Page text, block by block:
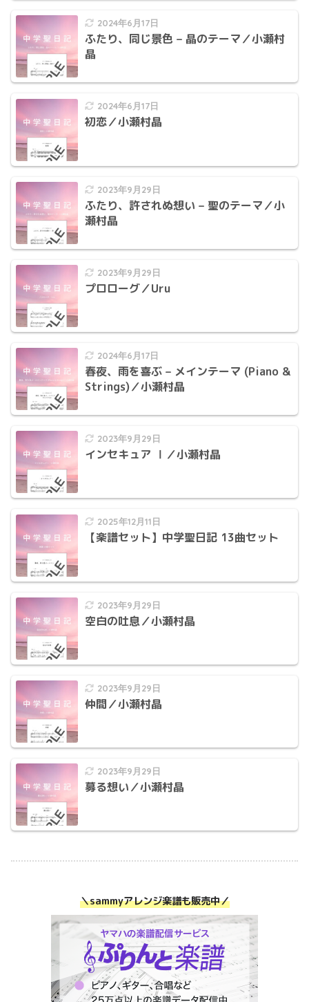
2024年6月17日
ふたり、同じ景色 – 晶のテーマ／小瀬村
晶
2024年6月17日
初恋／小瀬村晶
2023年9月29日
ふたり、許されぬ想い – 聖のテーマ／小
瀬村晶
2023年9月29日
プロローグ／Uru
2024年6月17日
春夜、雨を喜ぶ – メインテーマ (Piano &
Strings)／小瀬村晶
2023年9月29日
インセキュア Ⅰ／小瀬村晶
2025年12月11日
【楽譜セット】中学聖日記 13曲セット
2023年9月29日
空白の吐息／小瀬村晶
2023年9月29日
仲間／小瀬村晶
2023年9月29日
募る想い／小瀬村晶
＼sammyアレンジ楽譜も販売中／